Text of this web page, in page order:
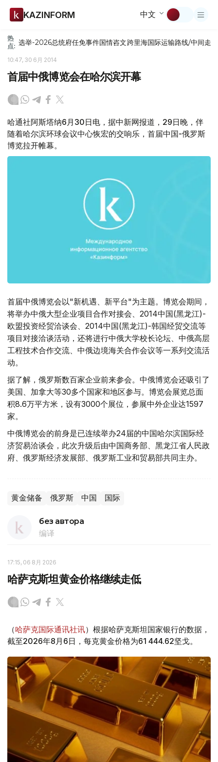
KAZINFORM 中文
热
点: 选举-2026总统府任免事件国情咨文跨里海国际运输路线/中间走廊
10:47, 30 6月 2014
首届中俄博览会在哈尔滨开幕
哈通社阿斯塔纳6月30日电，据中新网报道，29日晚，伴
随着哈尔滨环球会议中心恢宏的交响乐，首届中国-俄罗斯
博览拉开帷幕。
首届中俄博览会以"新机遇、新平台"为主题。博览会期间，
将举办中俄大型企业项目合作对接会、2014中国(黑龙江)-
欧盟投资经贸洽谈会、2014中国(黑龙江)-韩国经贸交流等
项目对接洽谈活动，还将进行中俄大学校长论坛、中俄高层
工程技术合作交流、中俄边境海关合作会议等一系列交流活
动。
据了解，俄罗斯数百家企业前来参会。中俄博览会还吸引了
美国、加拿大等30多个国家和地区参与。博览会展览总面
积8.6万平方米，设有3000个展位，参展中外企业达1597
家。
中俄博览会的前身是已连续举办24届的中国哈尔滨国际经
济贸易洽谈会，此次升级后由中国商务部、黑龙江省人民政
府、俄罗斯经济发展部、俄罗斯工业和贸易部共同主办。
黄金储备 俄罗斯 中国 国际
без автора
编译
17:15, 06 8月 2026
哈萨克斯坦黄金价格继续走低
（哈萨克国际通讯社讯）根据哈萨克斯坦国家银行的数据，
截至2026年8月6日，每克黄金价格为61 444.62坚戈。